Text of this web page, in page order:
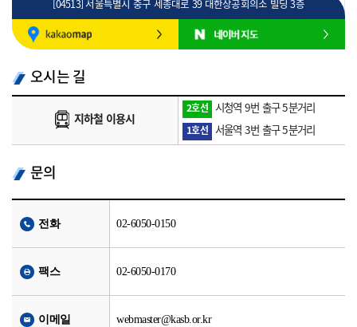
100m
[04513] 서울특별시 중구 세종대로 39 대한상공회의소 빌딩 3층
오시는 길
지하철 이용시
2호선 시청역 9번 출구 5분거리
1호선 서울역 3번 출구 5분거리
문의
전화 02-6050-0150
팩스 02-6050-0170
이메일 webmaster@kasb.or.kr